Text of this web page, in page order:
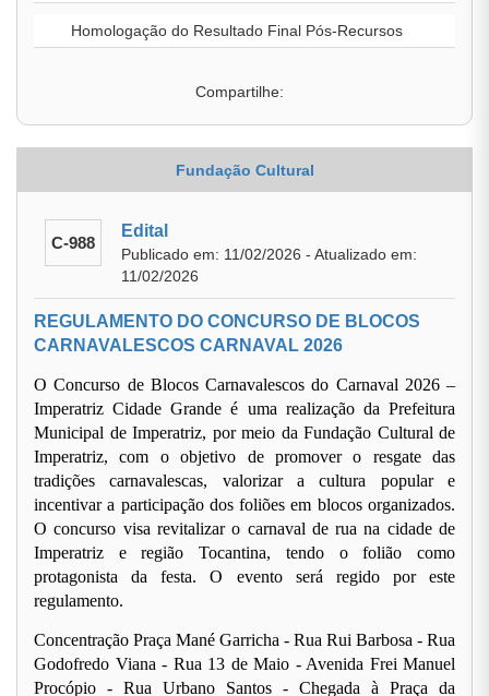
Homologação do Resultado Final Pós-Recursos
Compartilhe:
Fundação Cultural
C-988
Edital
Publicado em: 11/02/2026 - Atualizado em:
11/02/2026
REGULAMENTO DO CONCURSO DE BLOCOS
CARNAVALESCOS CARNAVAL 2026
O Concurso de Blocos Carnavalescos do Carnaval 2026 –
Imperatriz Cidade Grande é uma realização da Prefeitura
Municipal de Imperatriz, por meio da Fundação Cultural de
Imperatriz, com o objetivo de promover o resgate das
tradições carnavalescas, valorizar a cultura popular e
incentivar a participação dos foliões em blocos organizados.
O concurso visa revitalizar o carnaval de rua na cidade de
Imperatriz e região Tocantina, tendo o folião como
protagonista da festa. O evento será regido por este
regulamento.
Concentração Praça Mané Garricha - Rua Rui Barbosa - Rua
Godofredo Viana - Rua 13 de Maio - Avenida Frei Manuel
Procópio - Rua Urbano Santos - Chegada à Praça da